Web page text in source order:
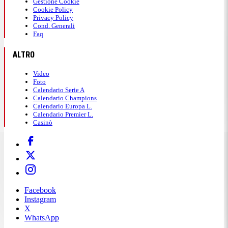
tutto il tridente.
45'+4' - Doppietta di Kolo Muani,
la Juve dilaga!
Nel quarto minuto di recupero un tracciante di
Thuram pesca perfettamente in profondità Kolo
Muani che prima controlla molto bene e poi con
l'esterno infila sul secondo palo ancora Rui Patricio.
La Juve dilaga.
3:42
Cookie Policy
Privacy Policy
Cond. Generali
Faq
ALTRO
Video
Foto
Calendario Serie A
Calendario Champions
Calendario Europa L.
Calendario Premier L.
Casinò
Facebook
Instagram
X
WhatsApp